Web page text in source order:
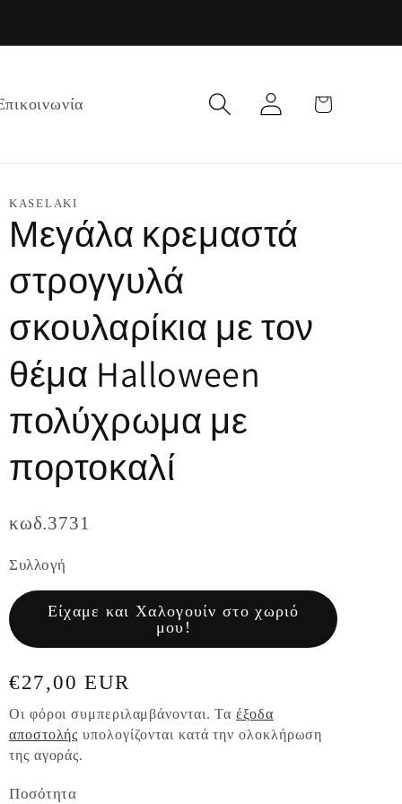
Σύνδεση Καλάθι
KASELAKI
Μεγάλα κρεμαστά
στρογγυλά
σκουλαρίκια με τον
θέμα Halloween
πολύχρωμα με
πορτοκαλί
κωδ.3731
Συλλογή
Είχαμε και Χαλογουίν στο χωριό
μου!
Κανονική
τιμή
€27,00 EUR
Οι φόροι συμπεριλαμβάνονται. Ταέξοδα
αποστολής υπολογίζονται κατά την ολοκλήρωση
της αγοράς.
Ποσότητα
Ποσότητα